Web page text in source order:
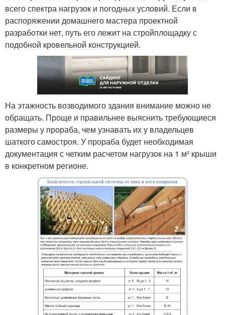
всего спектра нагрузок и погодных условий. Если в
распоряжении домашнего мастера проектной
разработки нет, путь его лежит на стройплощадку с
подобной кровельной конструкцией.
На этажность возводимого здания внимание можно не
обращать. Проще и правильнее выяснить требующиеся
размеры у прораба, чем узнавать их у владельцев
шаткого самостроя. У прораба будет необходимая
документация с четким расчетом нагрузок на 1 м² крыши
в конкретном регионе.